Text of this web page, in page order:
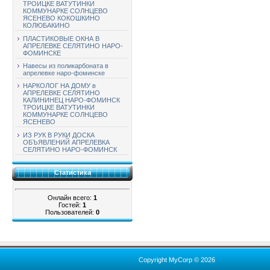
ТРОИЦКЕ ВАТУТИНКИ
КОММУНАРКЕ СОЛНЦЕВО
ЯСЕНЕВО КОКОШКИНО
КОЛЮБАКИНО
ПЛАСТИКОВЫЕ ОКНА В
АПРЕЛЕВКЕ СЕЛЯТИНО НАРО-
ФОМИНСКЕ
Навесы из поликарбоната в
апрелевке наро-фоминске
НАРКОЛОГ НА ДОМУ в
АПРЕЛЕВКЕ СЕЛЯТИНО
КАЛИНИНЕЦ НАРО-ФОМИНСК
ТРОИЦКЕ ВАТУТИНКИ
КОММУНАРКЕ СОЛНЦЕВО
ЯСЕНЕВО
ИЗ РУК В РУКИ ДОСКА
ОБЪЯВЛЕНИЙ АПРЕЛЕВКА
СЕЛЯТИНО НАРО-ФОМИНСК
Статистика
Онлайн всего: 1
Гостей: 1
Пользователей: 0
Copyright MyCorp © 2026